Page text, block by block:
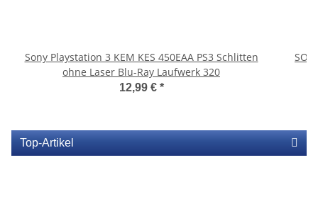
Sony Playstation 3 KEM KES 450EAA PS3 Schlitten
ohne Laser Blu-Ray Laufwerk 320
12,99 € *
Top-Artikel